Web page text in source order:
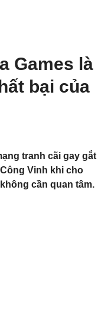
Games là
bại của
tranh cãi gay gắt
Vinh khi cho
cần quan tâm.